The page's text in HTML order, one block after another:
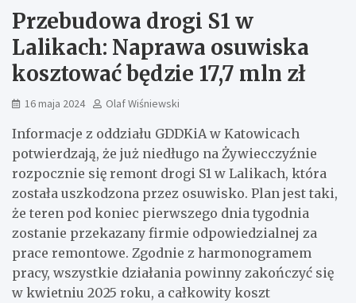
Przebudowa drogi S1 w
Lalikach: Naprawa osuwiska
kosztować będzie 17,7 mln zł
16 maja 2024 Olaf Wiśniewski
Informacje z oddziału GDDKiA w Katowicach
potwierdzają, że już niedługo na Żywiecczyźnie
rozpocznie się remont drogi S1 w Lalikach, która
została uszkodzona przez osuwisko. Plan jest taki,
że teren pod koniec pierwszego dnia tygodnia
zostanie przekazany firmie odpowiedzialnej za
prace remontowe. Zgodnie z harmonogramem
pracy, wszystkie działania powinny zakończyć się
w kwietniu 2025 roku, a całkowity koszt